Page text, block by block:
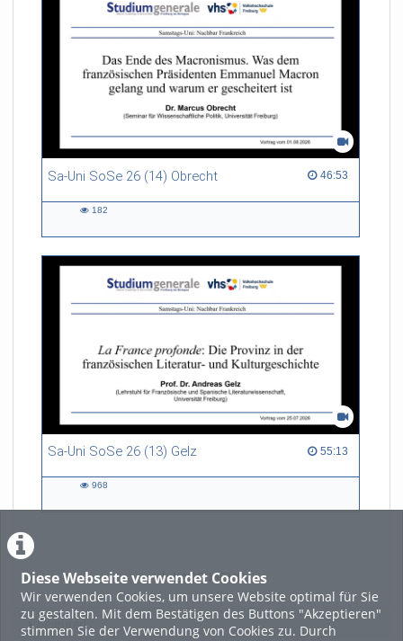
Diese Webseite verwendet Cookies
Wir verwenden Cookies, um unsere Website optimal für Sie
zu gestalten. Mit dem Bestätigen des Buttons "Akzeptieren"
stimmen Sie der Verwendung von Cookies zu. Durch
Sa-Uni SoSe 26 (14) Obrecht 46:53
46:53 duration
182
Sa-Uni SoSe 26 (13) Gelz 55:13
55:13 duration
968
LADE MEHR
Featured